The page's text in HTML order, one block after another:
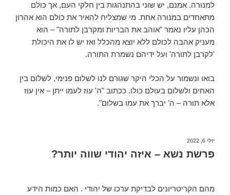
למנורה. אמנם, יש שוני בהתנהגות בין חלקי העם, אך כולם
מתאחדים במנורה אחת. מי שמצליח להאיר את כולם הוא אהרון
הכהן עליו נאמר "אוהב את הבריות ומקרבן לתורה" – הוא
מעניק אהבה לכולם ללא יוצא מהכלל ואז יש לו את היכולת
'לקרבן לתורה' ועל ידיהם נשמרת התורה.
בואו ונשמור על הכלי היקר שגורם לנו לשלום פנימי, לשלום בין
האחים ולשלום בעולם כולו. ככתוב "ה' עוז לעמו ייתן – אין עוז
אלא תורה – ה' יברך את עמו בשלום".
יולי 6, 2022
פרשת נשא – איזה יהודי שווה יותר?
מהם הקריטריונים לבדיקת ערכו של יהודי . האם כמות הידע